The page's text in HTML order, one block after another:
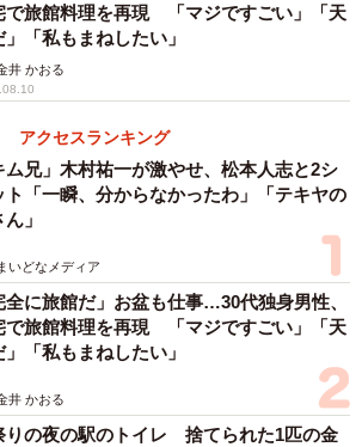
で旅館料理を再現 「マジですごい」「天
」「私もまねしたい」
井 かおる
アクセスランキング
ム兄」木村祐一が激やせ、松本人志と2シ
ト「一瞬、分からなかったわ」「テキヤの
」
いどなメディア
全に旅館だ」お盆も仕事…30代独身男性、
で旅館料理を再現 「マジですごい」「天
」「私もまねしたい」
井 かおる
りの夜の駅のトイレ 捨てられた1匹の金